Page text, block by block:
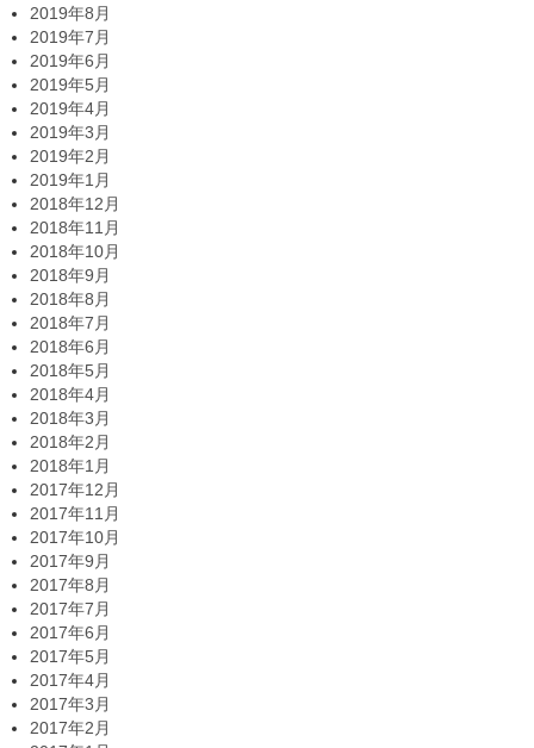
2019年8月
2019年7月
2019年6月
2019年5月
2019年4月
2019年3月
2019年2月
2019年1月
2018年12月
2018年11月
2018年10月
2018年9月
2018年8月
2018年7月
2018年6月
2018年5月
2018年4月
2018年3月
2018年2月
2018年1月
2017年12月
2017年11月
2017年10月
2017年9月
2017年8月
2017年7月
2017年6月
2017年5月
2017年4月
2017年3月
2017年2月